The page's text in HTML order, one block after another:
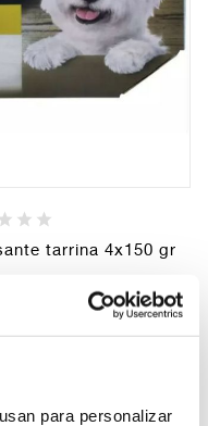
para personalizar
tarrina 4x150 gr
6,95 €